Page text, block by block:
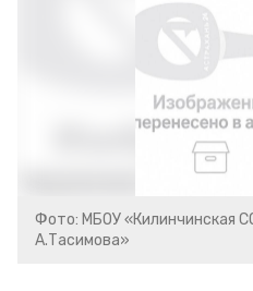
Фото: МБОУ «Килинчинская
А.Тасимова»